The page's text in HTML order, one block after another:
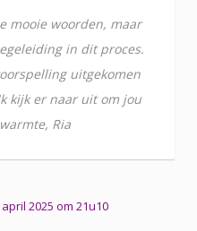
mooie woorden, maar
in dit proces.
uitgekomen
kijk er naar uit om jou
Ria
2025 om 21u10